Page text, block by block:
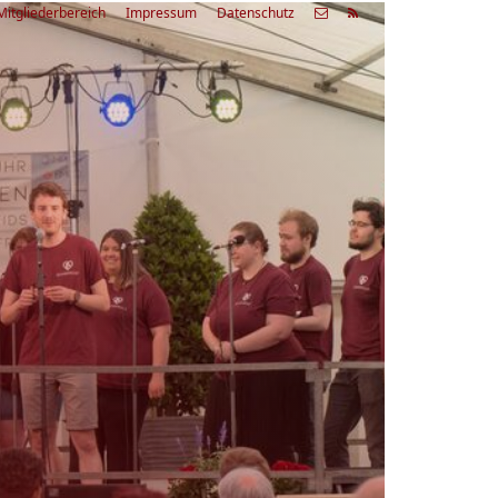
Impressum Datenschutz
Letzte Alle
Acapella Week - offen
alle
Uhr
Zum Workshop